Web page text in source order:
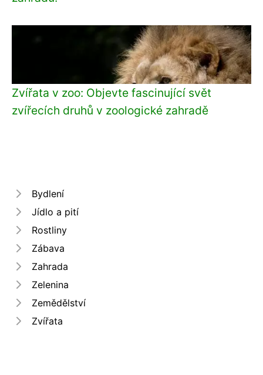
Zvířata v zoo: Objevte fascinující svět
zvířecích druhů v zoologické zahradě
Bydlení
Jídlo a pití
Rostliny
Zábava
Zahrada
Zelenina
Zemědělství
Zvířata